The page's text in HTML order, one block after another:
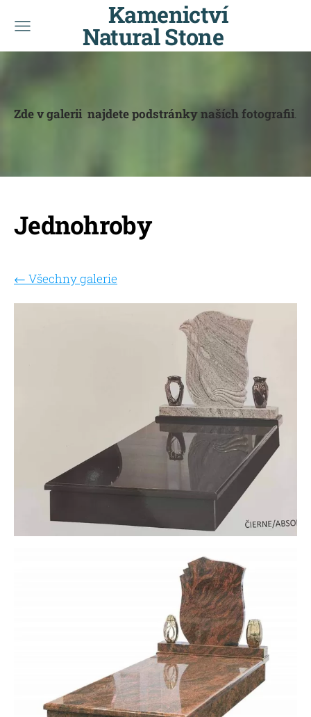
Kamenictví
Natural Stone
Zde v galerii najdete podstránky naších fotografii.
Jednohroby
Všechny galerie